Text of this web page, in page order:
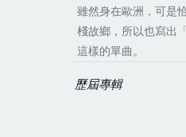
雖然身在歐洲，可是
棧故鄉，所以也寫出
這樣的單曲。
歷屆專輯